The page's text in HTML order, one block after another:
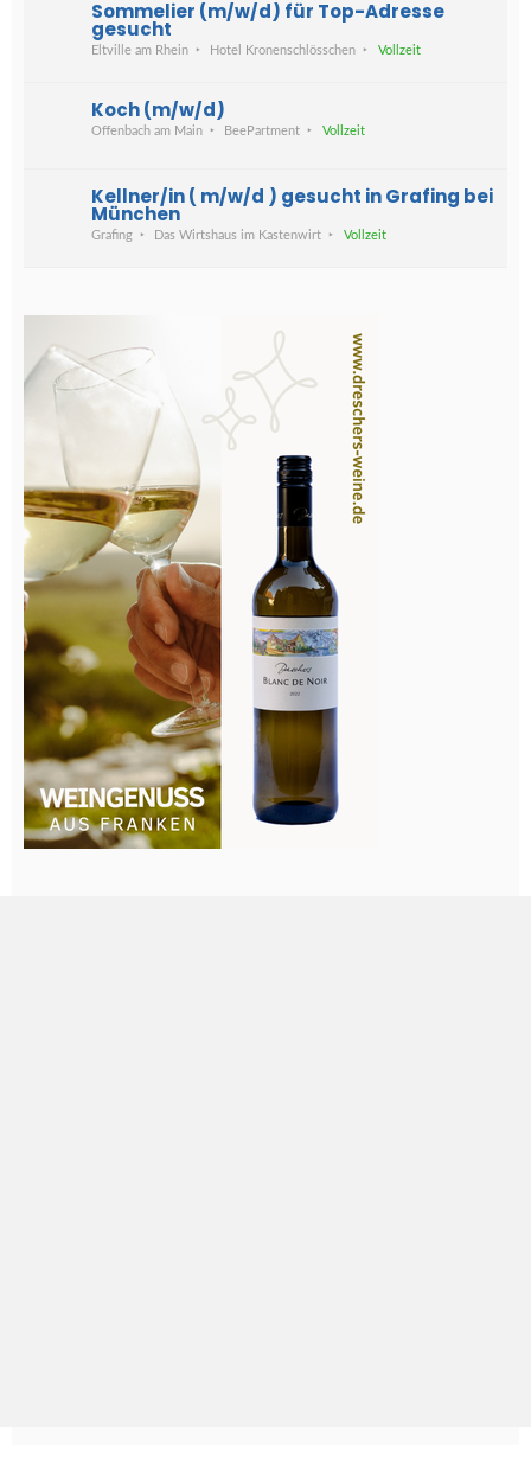
Sommelier (m/w/d) für Top-Adresse
gesucht
Eltville am Rhein Hotel Kronenschlösschen Vollzeit
Koch (m/w/d)
Offenbach am Main BeePartment Vollzeit
Kellner/in ( m/w/d ) gesucht in Grafing bei
München
Grafing Das Wirtshaus im Kastenwirt Vollzeit